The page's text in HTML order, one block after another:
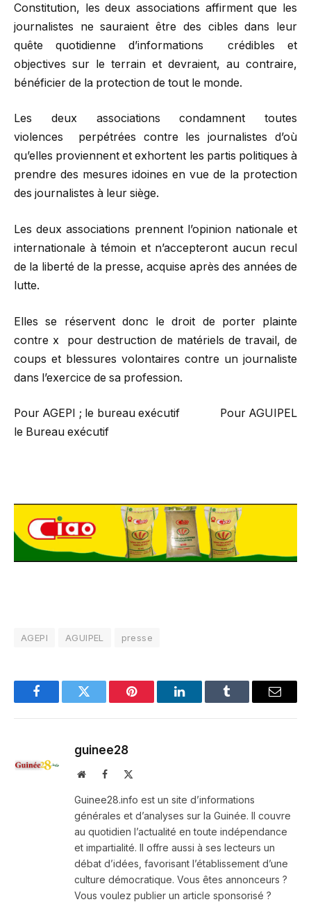
Constitution, les deux associations affirment que les
journalistes ne sauraient être des cibles dans leur
quête quotidienne d’informations crédibles et
objectives sur le terrain et devraient, au contraire,
bénéficier de la protection de tout le monde.
Les deux associations condamnent toutes
violences perpétrées contre les journalistes d’où
qu’elles proviennent et exhortent les partis politiques à
prendre des mesures idoines en vue de la protection
des journalistes à leur siège.
Les deux associations prennent l’opinion nationale et
internationale à témoin et n’accepteront aucun recul
de la liberté de la presse, acquise après des années de
lutte.
Elles se réservent donc le droit de porter plainte
contre x pour destruction de matériels de travail, de
coups et blessures volontaires contre un journaliste
dans l’exercice de sa profession.
Pour AGEPI ; le bureau exécutif Pour AGUIPEL
le Bureau exécutif
AGEPI AGUIPEL presse
FacebookTwitter Pinterest LinkedInTumblr Email
guinee28
WebsiteFacebook
Guinee28.info est un site d’informations
générales et d’analyses sur la Guinée. Il couvre
au quotidien l’actualité en toute indépendance
et impartialité. Il offre aussi à ses lecteurs un
débat d’idées, favorisant l’établissement d’une
culture démocratique. Vous êtes annonceurs ?
Vous voulez publier un article sponsorisé ?